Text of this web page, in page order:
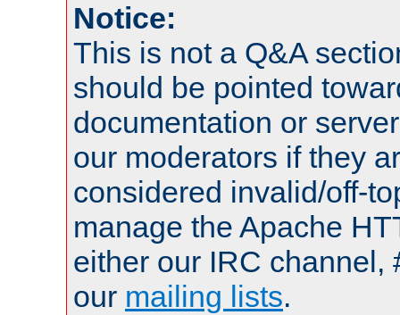
Notice:
This is not a Q&A
should be pointed
documentation or
our moderators if they
considered invalid/off-
manage the Apache
either our IRC channel,
our mailing lists.